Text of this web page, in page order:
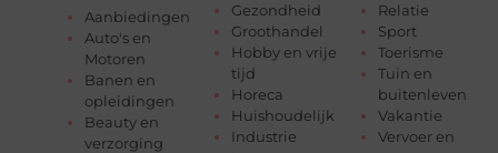
Aanbiedingen
Auto's en
Motoren
Banen en
opleidingen
Beauty en
verzorging
Gezondheid
Groothandel
Hobby en vrije
tijd
Horeca
Huishoudelijk
Industrie
Relatie
Sport
Toerisme
Tuin en
buitenleven
Vakantie
Vervoer en